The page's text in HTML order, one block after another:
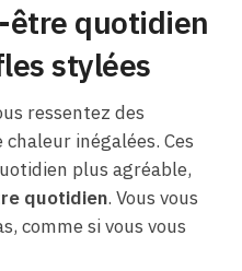
être quotidien
stylées
ressentez des
inégalées. Ces
plus agréable,
quotidien. Vous vous
comme si vous vous